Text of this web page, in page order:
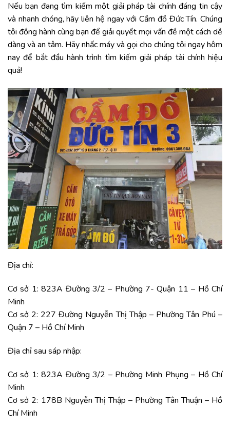
Nếu bạn đang tìm kiếm một giải pháp tài chính đáng tin cậy
và nhanh chóng, hãy liên hệ ngay với Cầm đồ Đức Tín. Chúng
tôi đồng hành cùng bạn để giải quyết mọi vấn đề một cách dễ
dàng và an tâm. Hãy nhấc máy và gọi cho chúng tôi ngay hôm
nay để bắt đầu hành trình tìm kiếm giải pháp tài chính hiệu
quả!
Địa chỉ:
Cơ sở 1: 823A Đường 3/2 – Phường 7- Quận 11 – Hồ Chí
Minh
Cơ sở 2: 227 Đường Nguyễn Thị Thập – Phường Tân Phú –
Quận 7 – Hồ Chí Minh
Địa chỉ sau sáp nhập:
Cơ sở 1: 823A Đường 3/2 – Phường Minh Phụng – Hồ Chí
Minh
Cơ sở 2: 178B Nguyễn Thị Thập – Phường Tân Thuận – Hồ
Chí Minh